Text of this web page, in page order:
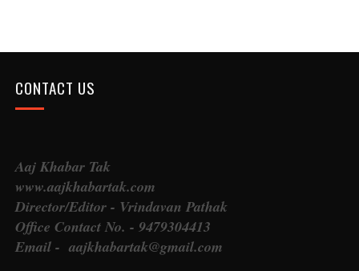
CONTACT US
Aaj Khabar Tak
www.aajkhabartak.com
Director/Editor - Vrindavan Pathak
Office Contact No. - 9479304413
Email - aajkhabartak@gmail.com